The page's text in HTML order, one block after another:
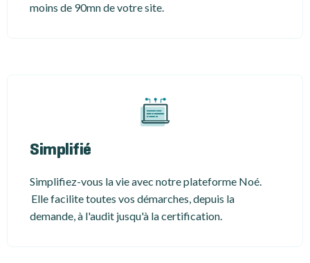
moins de 90mn de votre site.
Simplifié
Simplifiez-vous la vie avec notre plateforme Noé.
Elle facilite toutes vos démarches, depuis la
demande, à l'audit jusqu'à la certification.